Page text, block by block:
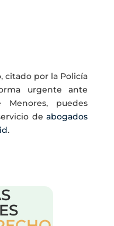
citado por la Policía
urgente ante
puedes
deabogados
.